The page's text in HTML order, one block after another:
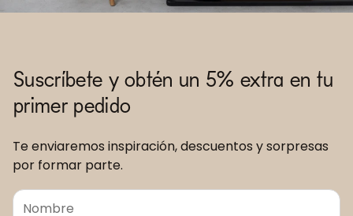
Suscríbete y obtén un 5% extra en tu
primer pedido
Te enviaremos inspiración, descuentos y sorpresas
por formar parte.